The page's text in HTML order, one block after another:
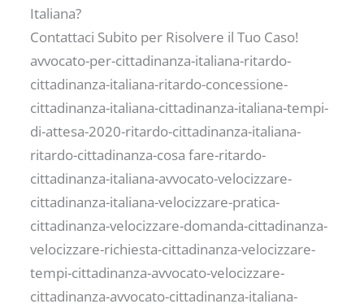
Italiana?
Contattaci Subito per Risolvere il Tuo Caso!
avvocato-per-cittadinanza-italiana-ritardo-
cittadinanza-italiana-ritardo-concessione-
cittadinanza-italiana-cittadinanza-italiana-tempi-
di-attesa-2020-ritardo-cittadinanza-italiana-
ritardo-cittadinanza-cosa fare-ritardo-
cittadinanza-italiana-avvocato-velocizzare-
cittadinanza-italiana-velocizzare-pratica-
cittadinanza-velocizzare-domanda-cittadinanza-
velocizzare-richiesta-cittadinanza-velocizzare-
tempi-cittadinanza-avvocato-velocizzare-
cittadinanza-avvocato-cittadinanza-italiana-